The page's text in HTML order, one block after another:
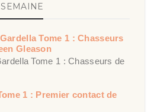
Tome 1 : Chasseurs
Gleason
Tome 1 : Chasseurs de
1 : Premier contact de